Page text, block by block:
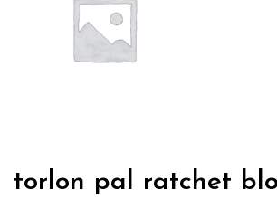
torlon pal ratchet